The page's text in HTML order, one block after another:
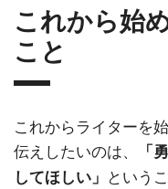
これから始
こと
これからライターを
伝えしたいのは、
「
してほしい」 という